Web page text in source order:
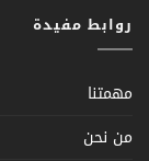
روابط مفيدة
مهمتنا
من نحن